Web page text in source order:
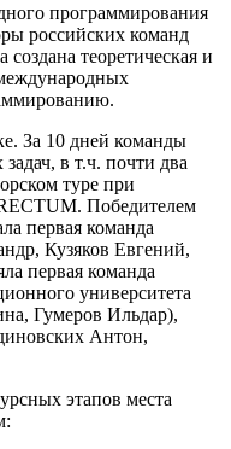
программирования
российских команд
теоретическая и
За 10 дней команды
в т.ч. почти два
туре при
Победителем
первая команда
Кузяков Евгений,
первая команда
университета
Гумеров Ильдар),
Антон,
этапов места